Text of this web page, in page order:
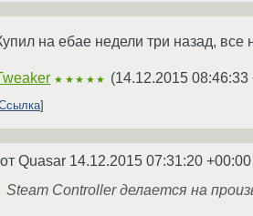
на ебае недели три назад, все
★★★★★ (14.12.2015 08:46:33
от Quasar 14.12.2015 07:31:20 +00:00
Steam Controller делается на